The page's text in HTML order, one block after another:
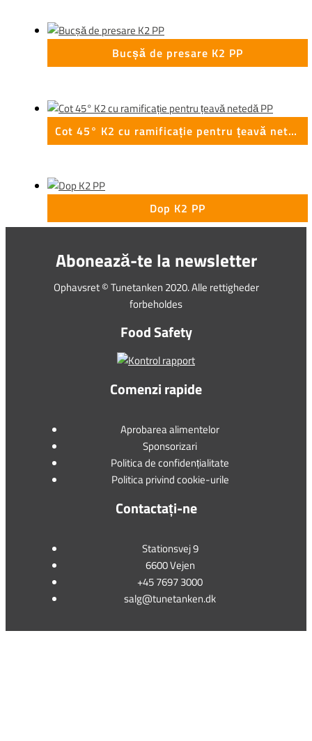
Bucșă de presare K2 PP
Cot 45° K2 cu ramificație pentru țeavă netedă PP
Dop K2 PP
Abonează-te la newsletter
Ophavsret © Tunetanken 2020. Alle rettigheder
forbeholdes
Food Safety
Comenzi rapide
Aprobarea alimentelor
Sponsorizari
Politica de confidențialitate
Politica privind cookie-urile
Contactați-ne
Stationsvej 9
6600 Vejen
+45 7697 3000
salg@tunetanken.dk